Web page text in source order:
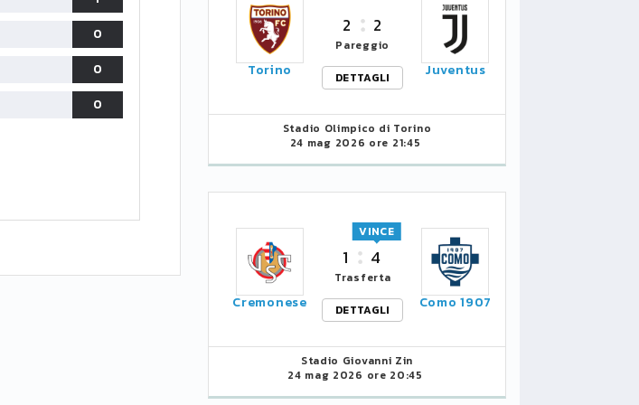
0
0
0
Torino
2 2
Pareggio
DETTAGLI
Juventus
Stadio Olimpico di Torino
24 mag 2026 ore 21:45
Cremonese
1 4
VINCE
Trasferta
DETTAGLI
Como 1907
Stadio Giovanni Zin
24 mag 2026 ore 20:45